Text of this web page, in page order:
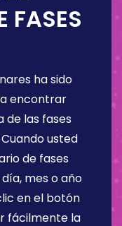
FASES
ha sido
encontrar
las fases
usted
de fases
mes o año
en el botón
fácilmente la